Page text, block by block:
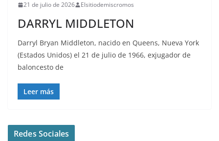
21 de julio de 2026 Elsitiodemiscromos
DARRYL MIDDLETON
Darryl Bryan Middleton, nacido en Queens, Nueva York
(Estados Unidos) el 21 de julio de 1966, exjugador de
baloncesto de
Leer más
Redes Sociales